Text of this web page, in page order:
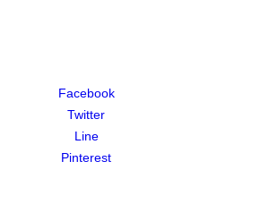
Facebook
Twitter
Line
Pinterest